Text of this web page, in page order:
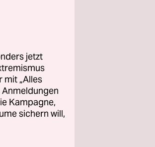
jetzt
mit „Alles
Kampagne,
sichern will,